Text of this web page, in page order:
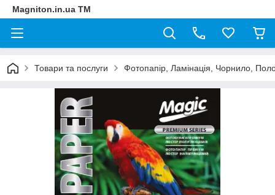
Magniton.in.ua ТМ
Товари та послуги Фотопапір, Ламінація, Чорнило,